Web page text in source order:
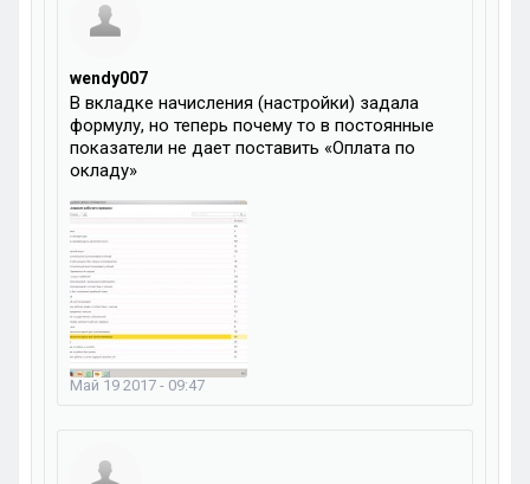
wendy007
В вкладке начисления (настройки) задала
формулу, но теперь почему то в постоянные
показатели не дает поставить «Оплата по
окладу»
Май 19 2017 - 09:47